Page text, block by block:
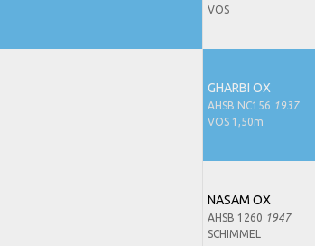
VOS
GHARBI OX
AHSB NC156 1937
VOS 1,50m
NASAM OX
AHSB 1260 1947
SCHIMMEL